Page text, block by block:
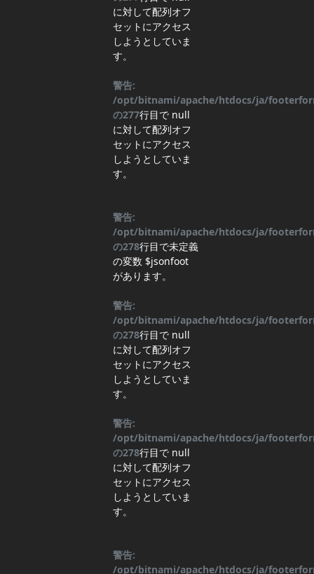
に対して配列オフ
セットにアクセス
しようとしていま
す。
警告:
/opt/bitnami/apache/htdocs/ja/
の277行目で null
に対して配列オフ
セットにアクセス
しようとしていま
す。
警告:
/opt/bitnami/apache/htdocs/ja/
の278行目で未定義
の変数 $jsonfoot
があります。
警告:
/opt/bitnami/apache/htdocs/ja/
の278行目で null
に対して配列オフ
セットにアクセス
しようとしていま
す。
警告:
/opt/bitnami/apache/htdocs/ja/
の278行目で null
に対して配列オフ
セットにアクセス
しようとしていま
す。
警告:
/opt/bitnami/apache/htdocs/ja/